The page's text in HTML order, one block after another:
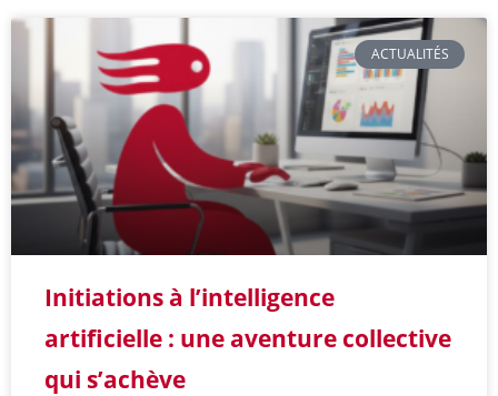
ACTUALITÉS
Initiations à l’intelligence
artificielle : une aventure collective
qui s’achève